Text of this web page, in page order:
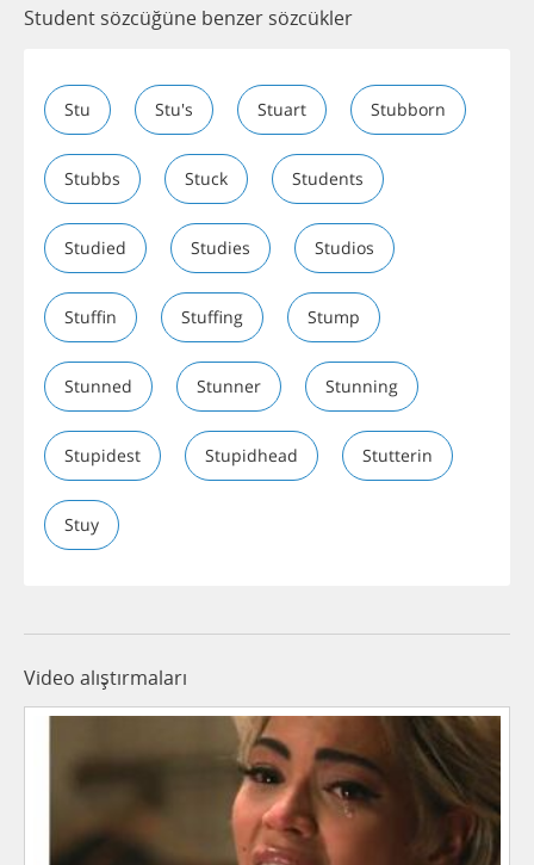
Student sözcüğüne benzer sözcükler
Stu Stu's Stuart Stubborn
Stubbs Stuck Students
Studied Studies Studios
Stuffin Stuffing Stump
Stunned Stunner Stunning
Stupidest Stupidhead Stutterin
Stuy
Video alıştırmaları